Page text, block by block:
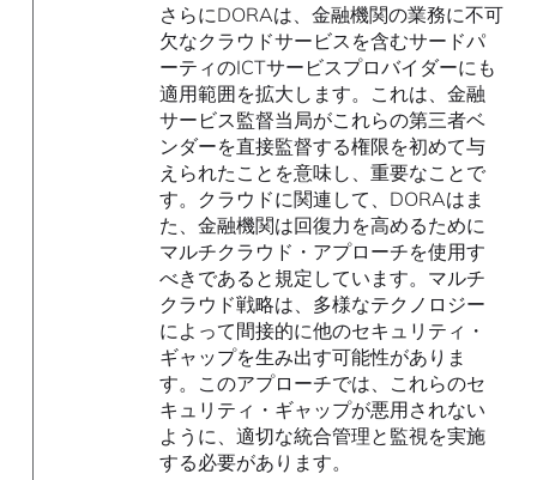
さらにDORAは、金融機関の業務に不可
欠なクラウドサービスを含むサードパ
ーティのICTサービスプロバイダーにも
適用範囲を拡大します。これは、金融
サービス監督当局がこれらの第三者ベ
ンダーを直接監督する権限を初めて与
えられたことを意味し、重要なことで
す。クラウドに関連して、DORAはま
た、金融機関は回復力を高めるために
マルチクラウド・アプローチを使用す
べきであると規定しています。マルチ
クラウド戦略は、多様なテクノロジー
によって間接的に他のセキュリティ・
ギャップを生み出す可能性がありま
す。このアプローチでは、これらのセ
キュリティ・ギャップが悪用されない
ように、適切な統合管理と監視を実施
する必要があります。